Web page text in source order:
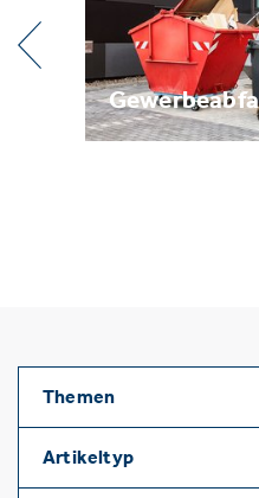
Themen
Artikeltyp